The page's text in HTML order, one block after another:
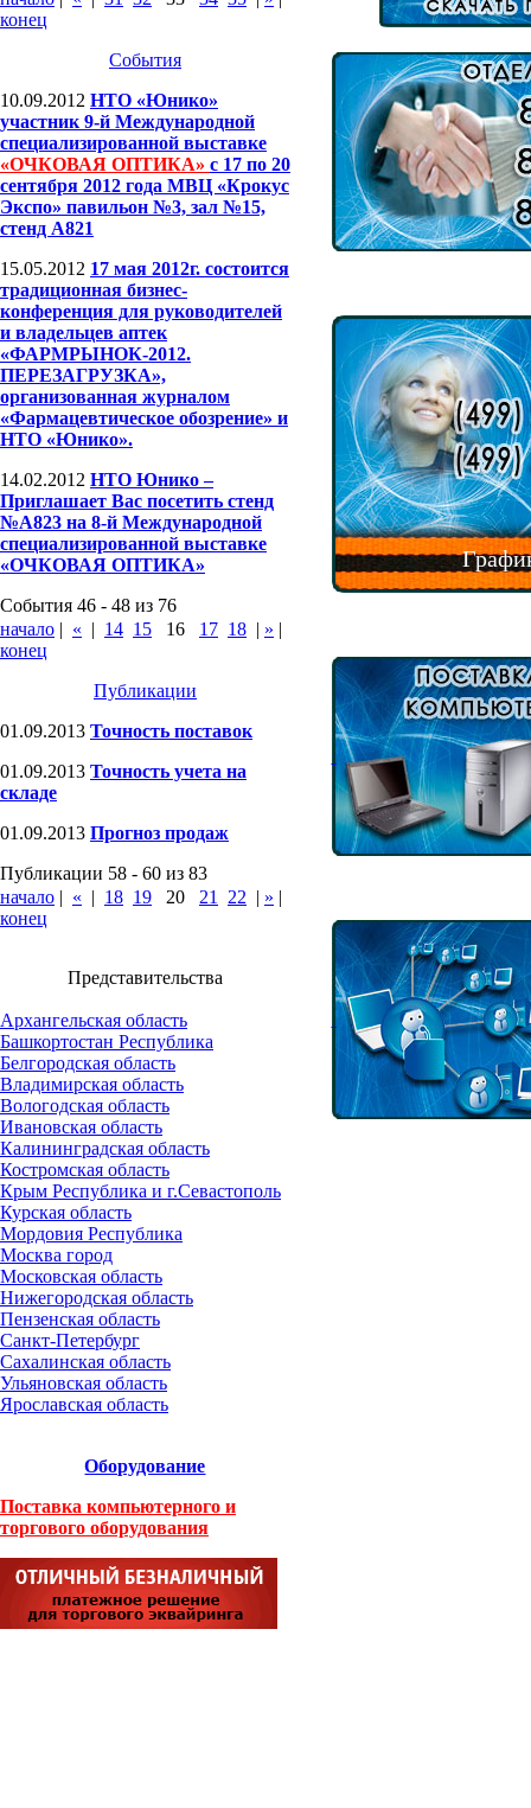
конец
События
10.09.2012 НТО «Юнико»
участник 9-й Международной
специализированной выставке
«ОЧКОВАЯ ОПТИКА» с 17 по 20
сентября 2012 года МВЦ «Крокус
Экспо» павильон №3, зал №15,
стенд A821
15.05.2012 17 мая 2012г. состоится
традиционная бизнес-
конференция для руководителей
и владельцев аптек
«ФАРМРЫНОК-2012.
ПЕРЕЗАГРУЗКА»,
организованная журналом
«Фармацевтическое обозрение» и
НТО «Юнико».
14.02.2012 НТО Юнико –
Приглашает Вас посетить стенд
№А823 на 8-й Международной
специализированной выставке
«ОЧКОВАЯ ОПТИКА»
События 46 - 48 из 76
начало | « | 14 15 16 17 18 | » |
конец
Публикации
01.09.2013 Точность поставок
01.09.2013 Точность учета на
складе
01.09.2013 Прогноз продаж
Публикации 58 - 60 из 83
начало | « | 18 19 20 21 22 | » |
конец
Представительства
Архангельская область
Башкортостан Республика
Белгородская область
Владимирская область
Вологодская область
Ивановская область
Калининградская область
Костромская область
Крым Республика и г.Севастополь
Курская область
Мордовия Республика
Москва город
Московская область
Нижегородская область
Пензенская область
Санкт-Петербург
Сахалинская область
Ульяновская область
Ярославская область
Оборудование
Поставка компьютерного и
торгового оборудования